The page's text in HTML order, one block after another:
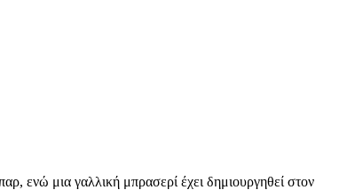
ενώ μια γαλλική μπρασερί έχει δημιουργηθεί στον